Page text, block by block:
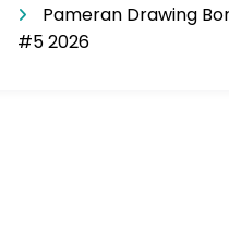
Pameran Drawing
#5 2026